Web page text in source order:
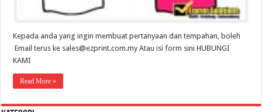
Kepada anda yang ingin membuat pertanyaan dan tempahan, boleh
Email terus ke sales@ezprint.com.my Atau isi form sini HUBUNGI
KAMI
Read More »